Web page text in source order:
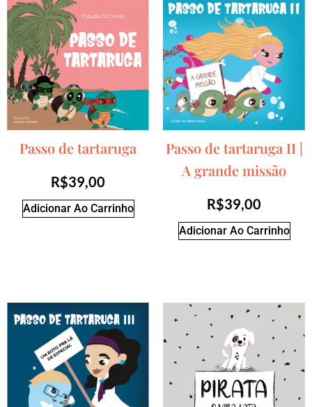
Passo de tartaruga
R$39,00
Adicionar Ao Carrinho
Passo de tartaruga II |
A grande missão
R$39,00
Adicionar Ao Carrinho